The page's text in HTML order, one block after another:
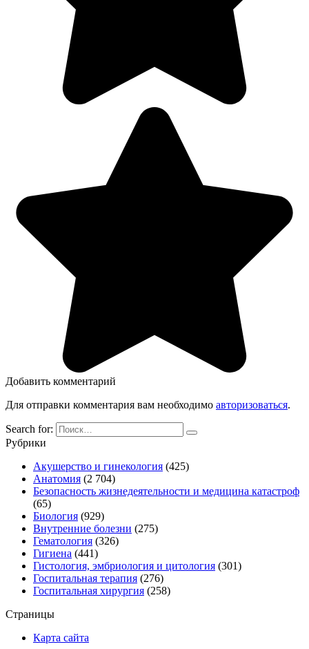
Добавить комментарий
Для отправки комментария вам необходимо авторизоваться.
Search for:
Рубрики
Акушерство и гинекология (425)
Анатомия (2 704)
Безопасность жизнедеятельности и медицина катастроф
(65)
Биология (929)
Внутренние болезни (275)
Гематология (326)
Гигиена (441)
Гистология, эмбриология и цитология (301)
Госпитальная терапия (276)
Госпитальная хирургия (258)
Страницы
Карта сайта